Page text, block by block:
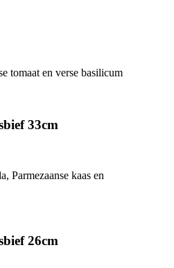
tomaat en verse basilicum
33cm
Parmezaanse kaas en
26cm